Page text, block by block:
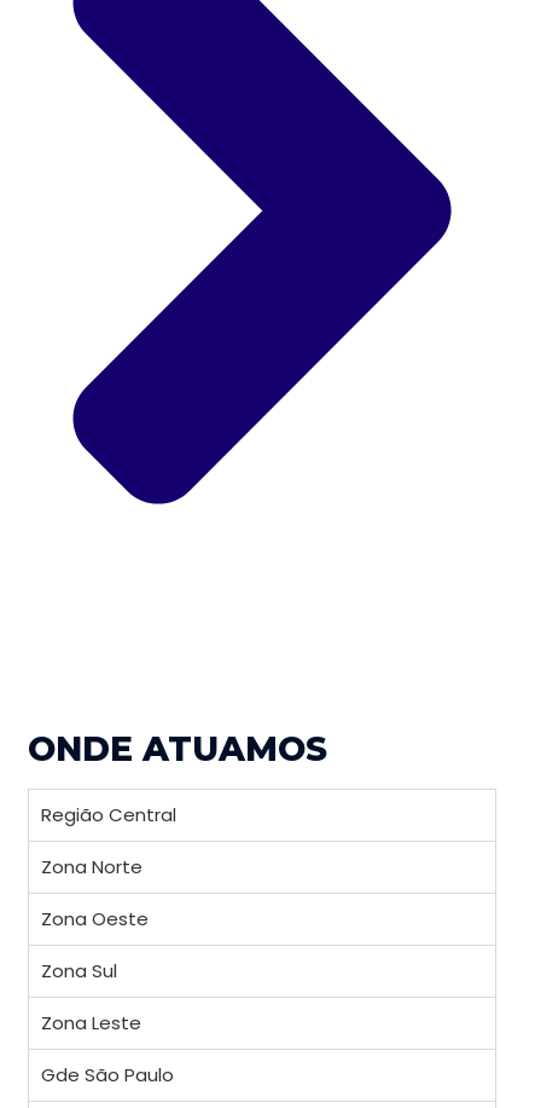
ONDE ATUAMOS
Região Central
Zona Norte
Zona Oeste
Zona Sul
Zona Leste
Gde São Paulo